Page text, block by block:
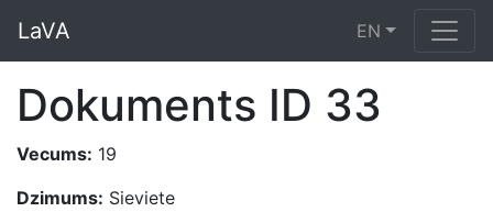
LaVA EN
Dokuments ID 33
Vecums: 19
Dzimums: Sieviete